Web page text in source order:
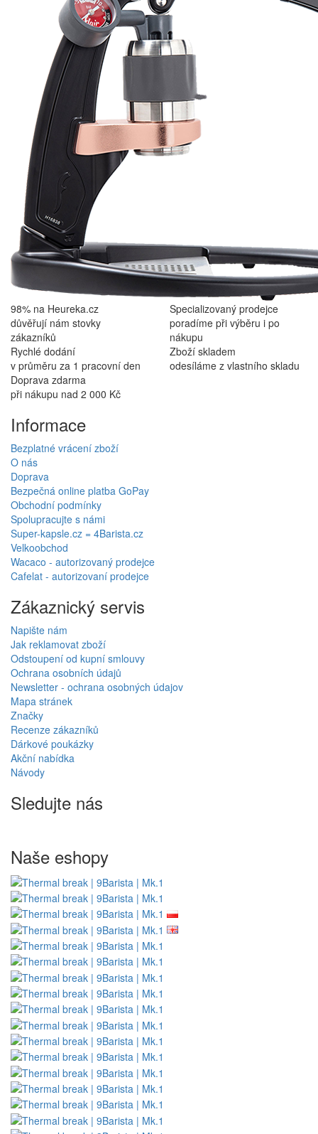
98% na Heureka.cz
důvěřují nám stovky
zákazníků
Specializovaný prodejce
poradíme při výběru i po
nákupu
Rychlé dodání
v průměru za 1 pracovní den
Zboží skladem
odesíláme z vlastního skladu
Doprava zdarma
při nákupu nad 2 000 Kč
Informace
Bezplatné vrácení zboží
O nás
Doprava
Bezpečná online platba GoPay
Obchodní podmínky
Spolupracujte s námi
Super-kapsle.cz = 4Barista.cz
Velkoobchod
Wacaco - autorizovaný prodejce
Cafelat - autorizovaní prodejce
Zákaznický servis
Napište nám
Jak reklamovat zboží
Odstoupení od kupní smlouvy
Ochrana osobních údajů
Newsletter - ochrana osobných údajov
Mapa stránek
Značky
Recenze zákazníků
Dárkové poukázky
Akční nabídka
Návody
Sledujte nás
Naše eshopy